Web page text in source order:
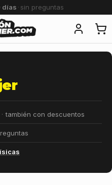
· 60 días
· también con descuentos